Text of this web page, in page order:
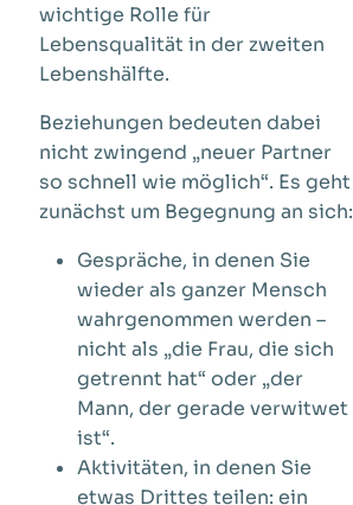
wichtige Rolle für
Lebensqualität in der zweiten
Lebenshälfte.
Beziehungen bedeuten dabei
nicht zwingend „neuer Partner
so schnell wie möglich“. Es geht
zunächst um Begegnung an sich:
Gespräche, in denen Sie
wieder als ganzer Mensch
wahrgenommen werden –
nicht als „die Frau, die sich
getrennt hat“ oder „der
Mann, der gerade verwitwet
ist“.
Aktivitäten, in denen Sie
etwas Drittes teilen: ein